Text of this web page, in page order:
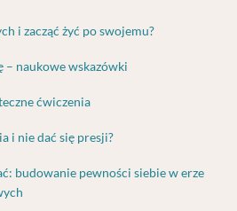
i zacząć żyć po swojemu?
– naukowe wskazówki
ćwiczenia
i nie dać się presji?
budowanie pewności siebie w erze